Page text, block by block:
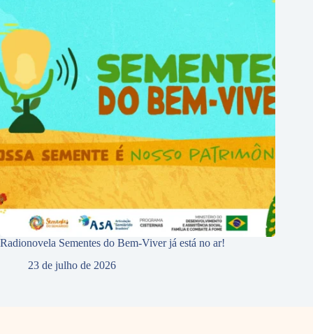
Radionovela Sementes do Bem-Viver já está no ar!
23 de julho de 2026